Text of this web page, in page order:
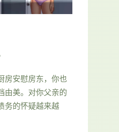
房安慰房东，你也
由美。对你父亲的
务的怀疑越来越